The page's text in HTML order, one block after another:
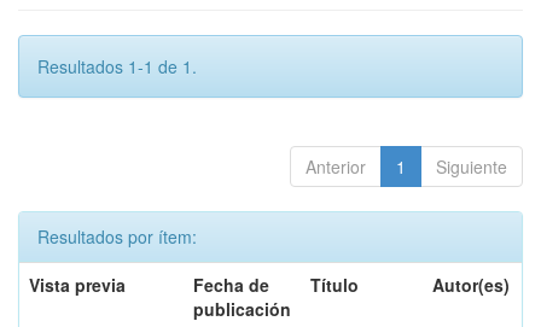
Resultados 1-1 de 1.
Anterior 1 Siguiente
Resultados por ítem:
Vista previa
Fecha de
publicación
Título Autor(es)